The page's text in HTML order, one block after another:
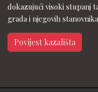
dokazujući visoki stupanj
grada i njegovih
Povijest kazališta